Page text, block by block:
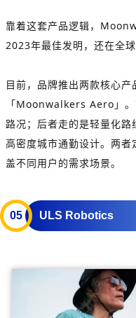
靠着这套产品逻辑，
2023年最佳发明，还在全
目前，品牌推出两款核心
「Moonwalkers Aero」
路况；后者走的是轻量化
高密度城市通勤设计。两
盖不同用户的需求场景。
05 ULS Robotics